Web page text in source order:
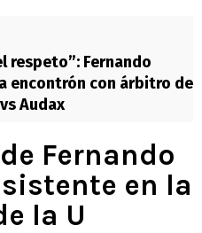
respeto”: Fernando
encontrón con árbitro de
Audax
Fernando
en la
la U